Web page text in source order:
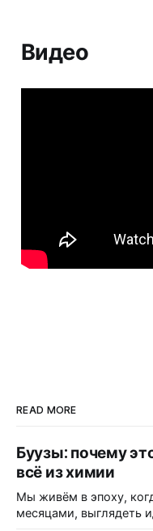
Видео
READ MORE
Буузы: почему
всё из химии
Мы живём в эпоху,
месяцами, выглядеть